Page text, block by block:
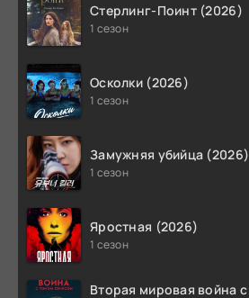
Стерлинг-Поинт (2026)
1 сезон
Осколки (2026)
1 сезон
Замужняя убийца (2026)
1 сезон
Яростная (2026)
1 сезон
Вторая мировая война с